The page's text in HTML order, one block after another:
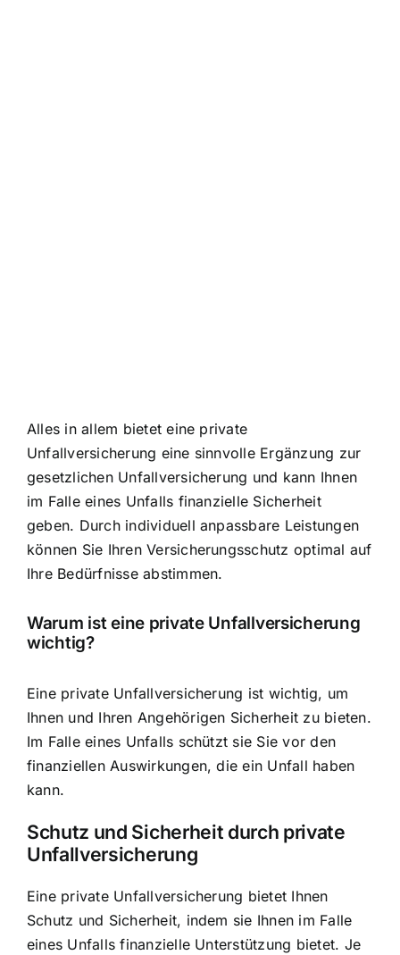
Alles in allem bietet eine private
Unfallversicherung eine sinnvolle Ergänzung zur
gesetzlichen Unfallversicherung und kann Ihnen
im Falle eines Unfalls finanzielle Sicherheit
geben. Durch individuell anpassbare Leistungen
können Sie Ihren Versicherungsschutz optimal auf
Ihre Bedürfnisse abstimmen.
Warum ist eine private Unfallversicherung
wichtig?
Eine private Unfallversicherung ist wichtig, um
Ihnen und Ihren Angehörigen Sicherheit zu bieten.
Im Falle eines Unfalls schützt sie Sie vor den
finanziellen Auswirkungen, die ein Unfall haben
kann.
Schutz und Sicherheit durch private
Unfallversicherung
Eine private Unfallversicherung bietet Ihnen
Schutz und Sicherheit, indem sie Ihnen im Falle
eines Unfalls finanzielle Unterstützung bietet. Je